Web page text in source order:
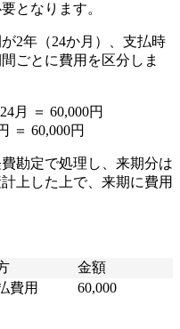
となります。
2年（24か月）、支払時
ごとに費用を区分しま
月 ＝ 60,000円
＝ 60,000円
勘定で処理し、来期分は
上した上で、来期に費用
金額
費用 60,000